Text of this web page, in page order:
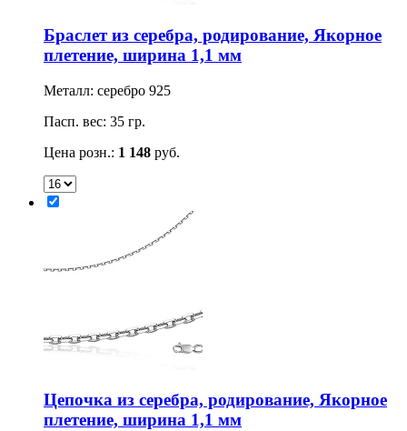
Браслет из серебра, родирование, Якорное
плетение, ширина 1,1 мм
Металл: серебро 925
Пасп. вес: 35 гр.
Цена розн.: 1 148 руб.
Цепочка из серебра, родирование, Якорное
плетение, ширина 1,1 мм